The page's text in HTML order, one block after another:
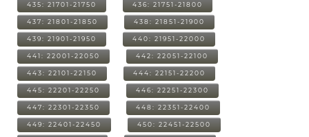
435: 21701-21750 436: 21751-21800
437: 21801-21850 438: 21851-21900
439: 21901-21950 440: 21951-22000
441: 22001-22050 442: 22051-22100
443: 22101-22150 444: 22151-22200
445: 22201-22250 446: 22251-22300
447: 22301-22350 448: 22351-22400
449: 22401-22450 450: 22451-22500